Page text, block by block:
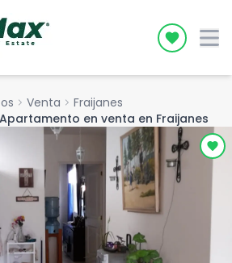
Icon
chevron_right Venta chevron_right Fraijanes
Apartamento en venta en Fraijanes